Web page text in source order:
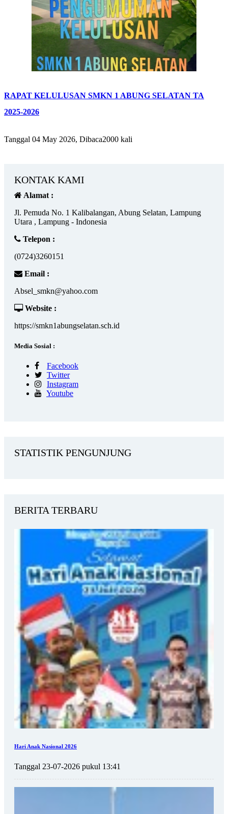
RAPAT KELULUSAN SMKN 1 ABUNG SELATAN TA
2025-2026
Tanggal 04 May 2026, Dibaca2000 kali
KONTAK KAMI
Alamat :
Jl. Pemuda No. 1 Kalibalangan, Abung Selatan, Lampung
Utara , Lampung - Indonesia
Telepon :
(0724)3260151
Email :
Absel_smkn@yahoo.com
Website :
https://smkn1abungselatan.sch.id
Media Sosial :
Facebook
Twitter
Instagram
Youtube
STATISTIK PENGUNJUNG
BERITA TERBARU
Hari Anak Nasional 2026
Tanggal 23-07-2026 pukul 13:41